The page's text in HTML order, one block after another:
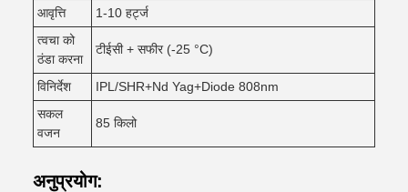
आवृत्ति
1-10 हर्ट्ज
त्वचा को
ठंडा करना
टीईसी + सफीर (-25 °C)
विनिर्देश
IPL/SHR+Nd Yag+Diode 808nm
सकल
वजन
85 किलो
अनुप्रयोग: